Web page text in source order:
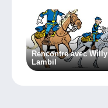
Rencontre avec Willy
Lambil